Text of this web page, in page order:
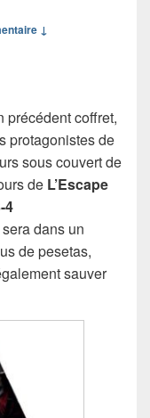
↓
précédent coffret,
protagonistes de
sous couvert de
de L’Escape
4
dans un
de pesetas,
sauver